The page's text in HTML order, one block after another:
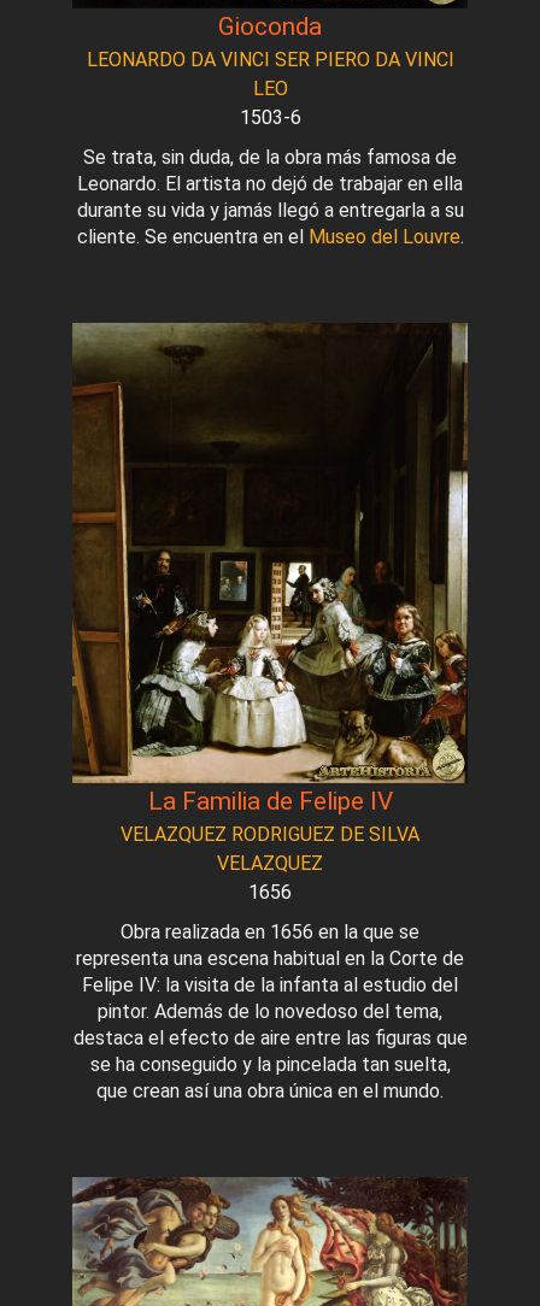
Gioconda
LEONARDO DA VINCI SER PIERO DA VINCI
LEO
1503-6
Se trata, sin duda, de la obra más famosa de
Leonardo. El artista no dejó de trabajar en ella
durante su vida y jamás llegó a entregarla a su
cliente. Se encuentra en el Museo del Louvre.
La Familia de Felipe IV
VELAZQUEZ RODRIGUEZ DE SILVA
VELAZQUEZ
1656
Obra realizada en 1656 en la que se
representa una escena habitual en la Corte de
Felipe IV: la visita de la infanta al estudio del
pintor. Además de lo novedoso del tema,
destaca el efecto de aire entre las figuras que
se ha conseguido y la pincelada tan suelta,
que crean así una obra única en el mundo.